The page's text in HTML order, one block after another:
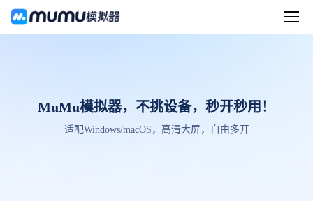
MuMu模拟器，不挑设备，秒开秒用！
适配Windows/macOS，高清大屏，自由多开